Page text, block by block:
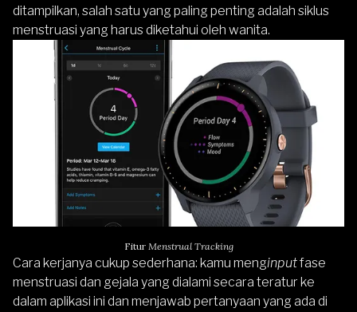
ditampilkan, salah satu yang paling penting adalah siklus
menstruasi yang harus diketahui oleh wanita.
Fitur Menstrual Tracking
Cara kerjanya cukup sederhana: kamu menginputfase
menstruasi dan gejala yang dialami secara teratur ke
dalam aplikasi ini dan menjawab pertanyaan yang ada di